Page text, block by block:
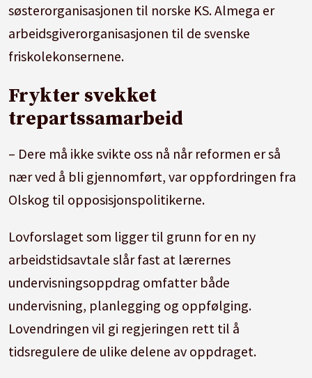
søsterorganisasjonen til norske KS. Almega er
arbeidsgiverorganisasjonen til de svenske
friskolekonsernene.
Frykter svekket
trepartssamarbeid
– Dere må ikke svikte oss nå når reformen er så
nær ved å bli gjennomført, var oppfordringen fra
Olskog til opposisjonspolitikerne.
Lovforslaget som ligger til grunn for en ny
arbeidstidsavtale slår fast at lærernes
undervisningsoppdrag omfatter både
undervisning, planlegging og oppfølging.
Lovendringen vil gi regjeringen rett til å
tidsregulere de ulike delene av oppdraget.